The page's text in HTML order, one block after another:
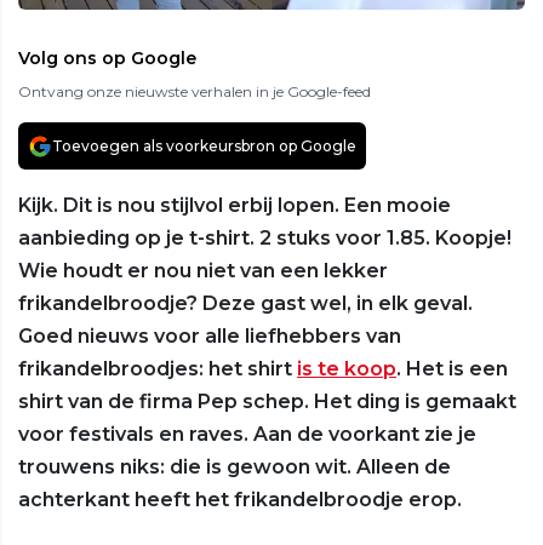
Volg ons op Google
Ontvang onze nieuwste verhalen in je Google-feed
Toevoegen als voorkeursbron op Google
Kijk. Dit is nou stijlvol erbij lopen. Een mooie
aanbieding op je t-shirt. 2 stuks voor 1.85. Koopje!
Wie houdt er nou niet van een lekker
frikandelbroodje? Deze gast wel, in elk geval.
Goed nieuws voor alle liefhebbers van
frikandelbroodjes: het shirt is te koop. Het is een
shirt van de firma Pep schep. Het ding is gemaakt
voor festivals en raves. Aan de voorkant zie je
trouwens niks: die is gewoon wit. Alleen de
achterkant heeft het frikandelbroodje erop.